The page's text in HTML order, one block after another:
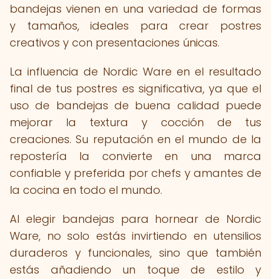
bandejas vienen en una variedad de formas
y tamaños, ideales para crear postres
creativos y con presentaciones únicas.
La influencia de Nordic Ware en el resultado
final de tus postres es significativa, ya que el
uso de bandejas de buena calidad puede
mejorar la textura y cocción de tus
creaciones. Su reputación en el mundo de la
repostería la convierte en una marca
confiable y preferida por chefs y amantes de
la cocina en todo el mundo.
Al elegir bandejas para hornear de Nordic
Ware, no solo estás invirtiendo en utensilios
duraderos y funcionales, sino que también
estás añadiendo un toque de estilo y